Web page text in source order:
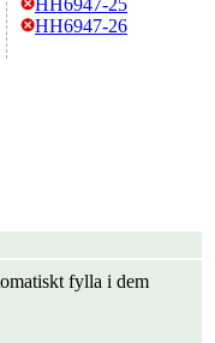
HH6947-26
fylla i dem